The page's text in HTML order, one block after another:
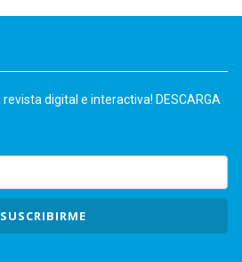
digital e interactiva! DESCARGA
SUSCRIBIRME